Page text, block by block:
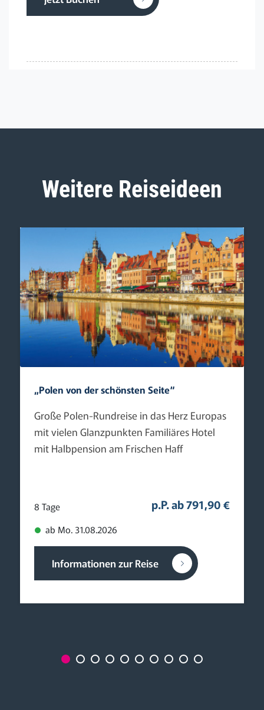
Weitere Reiseideen
„Polen von der schönsten Seite“
Große Polen-Rundreise in das Herz Europas
mit vielen Glanzpunkten Familiäres Hotel
mit Halbpension am Frischen Haff
8 Tage
ab Mo. 31.08.2026
p.P. ab 791,90 €
Informationen zur Reise